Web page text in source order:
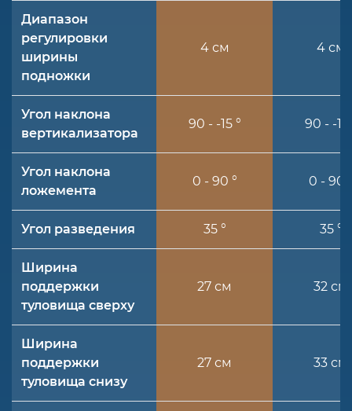
Диапазон
регулировки
ширины
подножки
4 см 4 см
Угол наклона
вертикализатора
90 - -15 ° 90 - -15
Угол наклона
ложемента
0 - 90 ° 0 - 90
Угол разведения 35 ° 35 °
Ширина
поддержки
туловища сверху
27 см 32 см
Ширина
поддержки
туловища снизу
27 см 33 см